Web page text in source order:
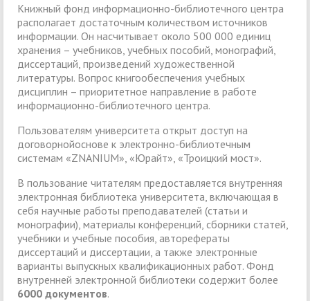
Книжный фонд информационно-библиотечного центра
располагает достаточным количеством источников
информации. Он насчитывает около 500 000 единиц
хранения – учебников, учебных пособий, монографий,
диссертаций, произведений художественной
литературы. Вопрос книгообеспечения учебных
дисциплин – приоритетное направление в работе
информационно-библиотечного центра.
Пользователям университета открыт доступ на
договорнойоснове к электронно-библиотечным
системам «ZNANIUM», «Юрайт», «Троицкий мост».
В пользование читателям предоставляется внутренняя
электронная библиотека университета, включающая в
себя научные работы преподавателей (статьи и
монографии), материалы конференций, сборники статей,
учебники и учебные пособия, авторефераты
диссертаций и диссертации, а также электронные
варианты выпускных квалификационных работ. Фонд
внутренней электронной библиотеки содержит более
6000 документов.